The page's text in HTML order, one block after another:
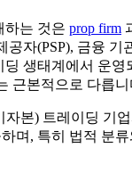
하는 것은 prop firm
공자(PSP), 금융 기
딩 생태계에서 운영
근본적으로 다릅니
본) 트레이딩 기업
며, 특히 법적 분류